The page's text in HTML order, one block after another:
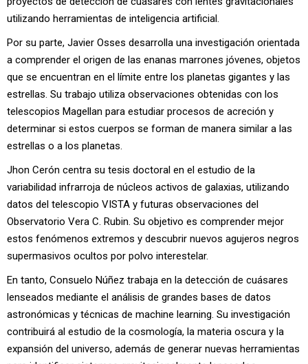
utilizando herramientas de inteligencia artificial.
Por su parte, Javier Osses desarrolla una investigación orientada
a comprender el origen de las enanas marrones jóvenes, objetos
que se encuentran en el límite entre los planetas gigantes y las
estrellas. Su trabajo utiliza observaciones obtenidas con los
telescopios Magellan para estudiar procesos de acreción y
determinar si estos cuerpos se forman de manera similar a las
estrellas o a los planetas.
Jhon Cerón centra su tesis doctoral en el estudio de la
variabilidad infrarroja de núcleos activos de galaxias, utilizando
datos del telescopio VISTA y futuras observaciones del
Observatorio Vera C. Rubin. Su objetivo es comprender mejor
estos fenómenos extremos y descubrir nuevos agujeros negros
supermasivos ocultos por polvo interestelar.
En tanto, Consuelo Núñez trabaja en la detección de cuásares
lenseados mediante el análisis de grandes bases de datos
astronómicas y técnicas de machine learning. Su investigación
contribuirá al estudio de la cosmología, la materia oscura y la
expansión del universo, además de generar nuevas herramientas